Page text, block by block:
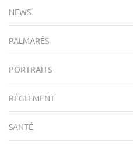
NEWS
PALMARÈS
PORTRAITS
RÈGLEMENT
SANTÉ